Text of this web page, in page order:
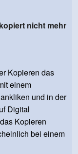
nicht mehr
Kopieren das
einem
und in der
Digital
Kopieren
bei einem